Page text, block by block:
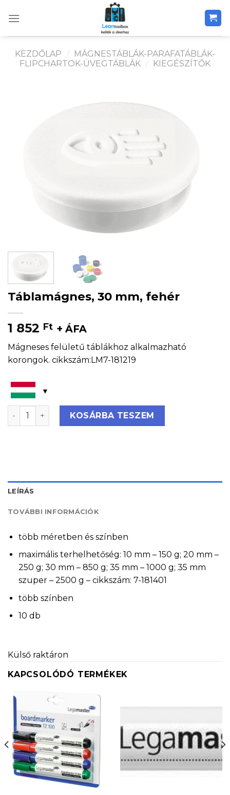
KEZDŐLAP /
MÁGNESTÁBLÁK-PARAFATÁBLÁK-
FLIPCHARTOK-ÜVEGTÁBLÁK / KIEGÉSZÍTŐK
Táblamágnes, 30 mm, fehér
1 852 Ft + ÁFA
Mágneses felületű táblákhoz alkalmazható
korongok. cikkszám:LM7-181219
Táblamágnes, 30 mm, fehér mennyiség
KOSÁRBA TESZEM
LEÍRÁS
TOVÁBBI INFORMÁCIÓK
több méretben és színben
maximális terhelhetőség: 10 mm – 150 g; 20 mm –
250 g; 30 mm – 850 g; 35 mm – 1000 g; 35 mm
szuper – 2500 g – cikkszám: 7-181401
több színben
10 db
Külső raktáron
KAPCSOLÓDÓ TERMÉKEK